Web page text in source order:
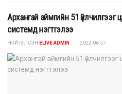
Архангай аймгийн 51
системд нэгтгэлээ
НИЙТЭЛСЭН ELIVE ADMIN 2022-06-07